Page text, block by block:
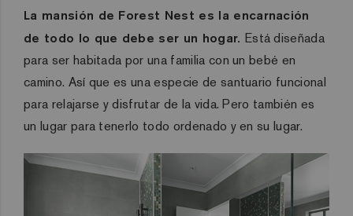
La mansión de Forest Nest es la encarnación
de todo lo que debe ser un hogar. Está diseñada
para ser habitada por una familia con un bebé en
camino. Así que es una especie de santuario funcional
para relajarse y disfrutar de la vida. Pero también es
un lugar para tenerlo todo ordenado y en su lugar.